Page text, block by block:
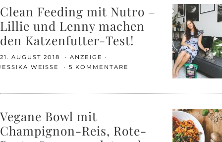
Clean Feeding mit Nutro –
Lillie und Lenny machen
den Katzenfutter-Test!
21. AUGUST 2018
ANZEIGE
WEISSE
5 KOMMENTARE
Vegane Bowl mit
Champignon-Reis, Rote-